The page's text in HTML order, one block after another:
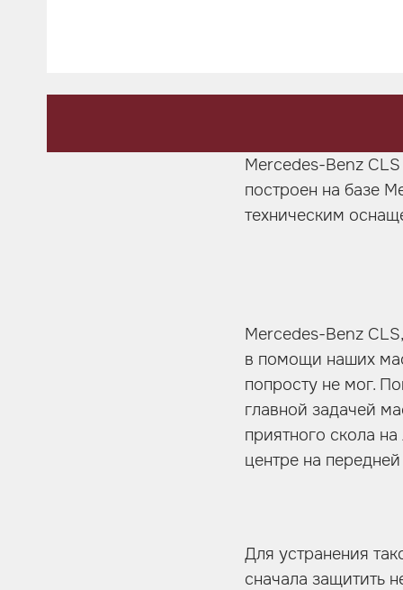
Mercedes-Benz
построен на базе
техническим
Mercedes-Benz
в помощи наших
попросту не мог.
главной задачей
приятного скола
центре на
Для устранения
сначала защитить